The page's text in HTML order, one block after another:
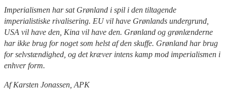
Imperialismen har sat Grønland i spil i den tiltagende
imperialistiske rivalisering. EU vil have Grønlands undergrund,
USA vil have den, Kina vil have den. Grønland og grønlænderne
har ikke brug for noget som helst af den skuffe. Grønland har brug
for selvstændighed, og det kræver intens kamp mod imperialismen i
enhver form.
Af Karsten Jonassen, APK